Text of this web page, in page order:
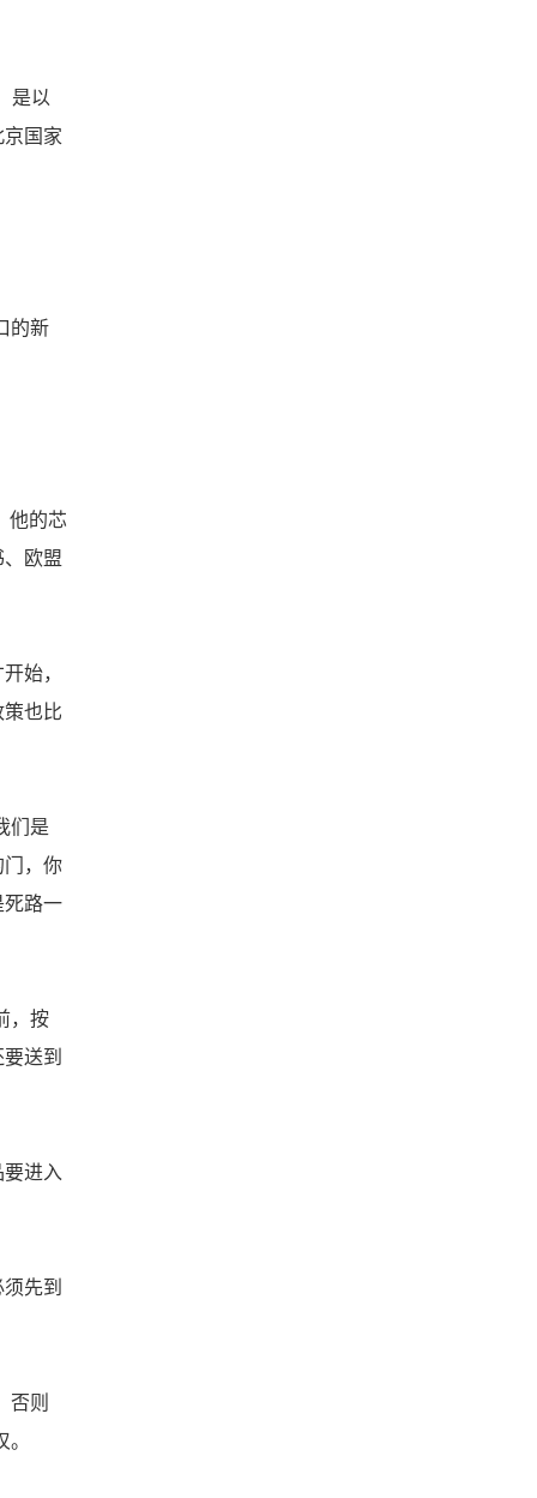
是以
国家
的新
他的芯
欧盟
始，
也比
们是
门，你
死路一
，按
送到
进入
先到
否则